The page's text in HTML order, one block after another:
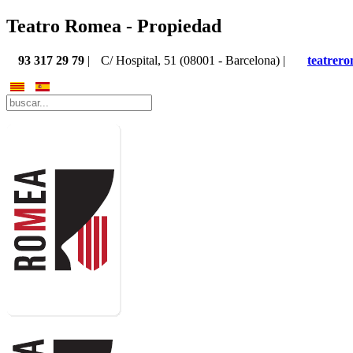
Teatro Romea - Propiedad
93 317 29 79 | C/ Hospital, 51 (08001 - Barcelona) |